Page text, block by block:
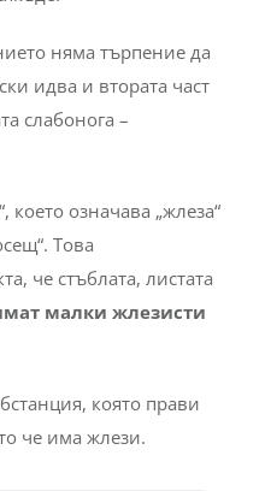
няма търпение да
идва и втората част
слабонога –
което означава „жлеза“
Това
че стъблата, листата
малки жлезисти
която прави
че има жлези.